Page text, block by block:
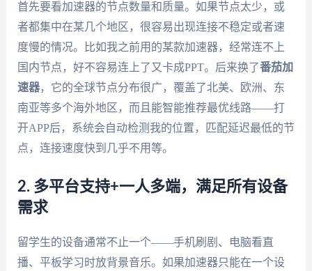
首先要看加速器的节点数量和质量。如果节点太少，或
者都集中在某几个地区，很容易出现连接不稳定或者速
度慢的情况。比如我之前用的某款加速器，经常连不上
国内节点，好不容易连上了又卡成PPT。后来换了番茄加
速器，它的全球节点分布很广，覆盖了北美、欧洲、东
南亚等多个海外地区，而且能智能推荐最优线路——打
开APP后，系统会自动检测我的位置，匹配延迟最低的节
点，连接速度快到几乎不用等。
2. 多平台支持+一人多端，满足所有设备
需求
留学生的设备通常不止一个——手机刷剧、电脑看直
播、平板学习时放背景音乐。如果加速器只能在一个设